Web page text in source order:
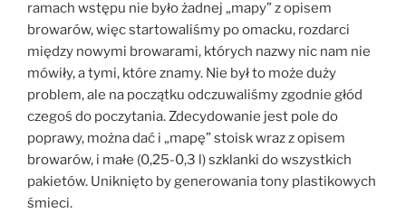
ramach wstępu nie było żadnej „mapy” z opisem
browarów, więc startowaliśmy po omacku, rozdarci
między nowymi browarami, których nazwy nic nam nie
mówiły, a tymi, które znamy. Nie był to może duży
problem, ale na początku odczuwaliśmy zgodnie głód
czegoś do poczytania. Zdecydowanie jest pole do
poprawy, można dać i „mapę” stoisk wraz z opisem
browarów, i małe (0,25-0,3 l) szklanki do wszystkich
pakietów. Uniknięto by generowania tony plastikowych
śmieci.